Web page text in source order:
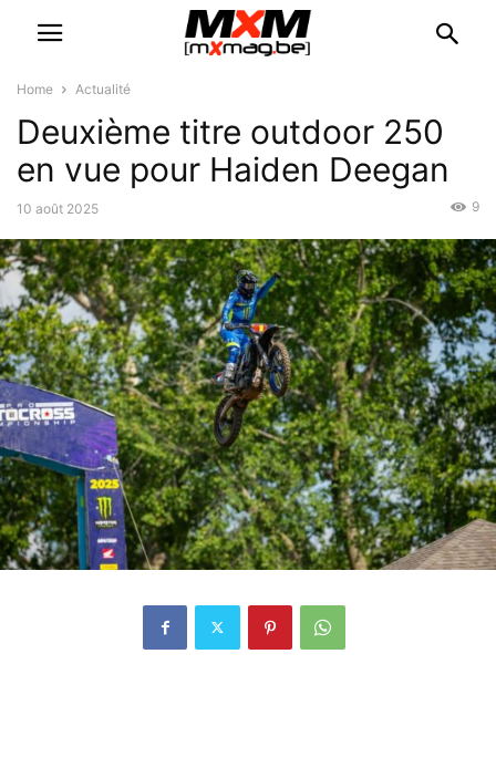
Home Actualité
Deuxième titre outdoor 250
en vue pour Haiden Deegan
10 août 2025 9